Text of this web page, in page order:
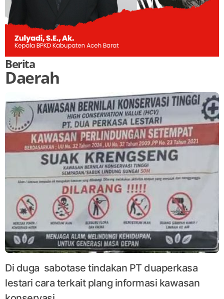
Berita
Daerah
Di duga sabotase tindakan PT duaperkasa
lestari cara terkait plang informasi kawasan